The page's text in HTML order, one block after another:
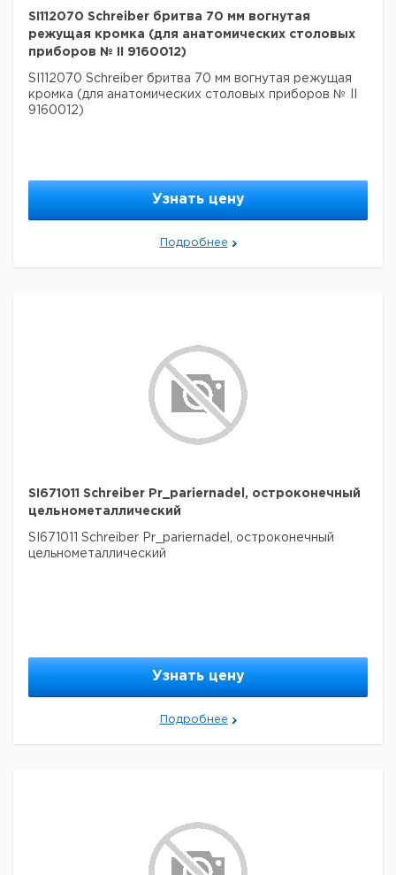
SI112070 Schreiber бритва 70 мм вогнутая
режущая кромка (для анатомических столовых
приборов № II 9160012)
SI112070 Schreiber бритва 70 мм вогнутая режущая
кромка (для анатомических столовых приборов № II
9160012)
Узнать цену
Подробнее
SI671011 Schreiber Pr_pariernadel, остроконечный
цельнометаллический
SI671011 Schreiber Pr_pariernadel, остроконечный
цельнометаллический
Узнать цену
Подробнее